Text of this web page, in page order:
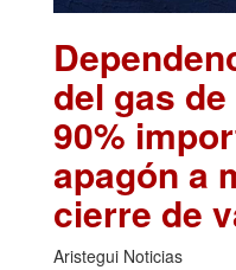
del gas
90%
apagón a
cierre de
Aristegui Noticias